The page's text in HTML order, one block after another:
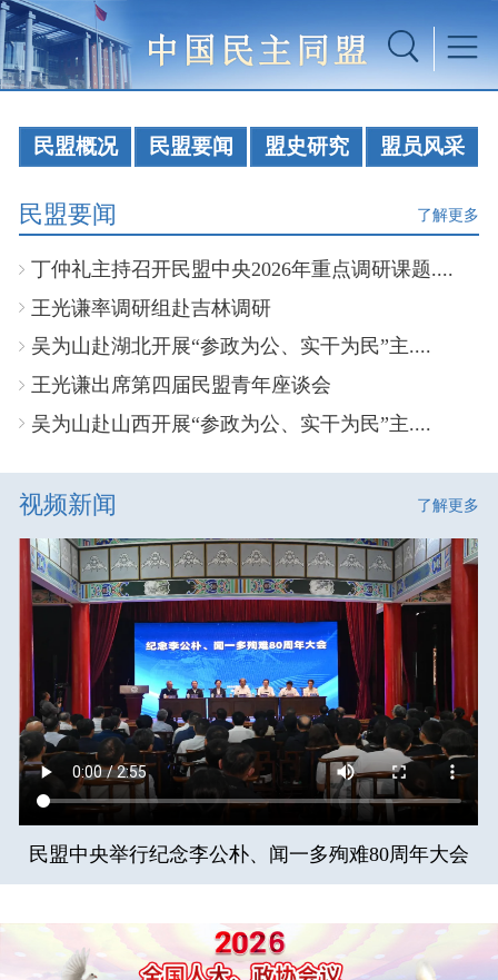
民盟概况 民盟要闻 盟史研究 盟员风采
民盟要闻 了解更多
丁仲礼主持召开民盟中央2026年重点调研课题....
王光谦率调研组赴吉林调研
吴为山赴湖北开展“参政为公、实干为民”主....
王光谦出席第四届民盟青年座谈会
吴为山赴山西开展“参政为公、实干为民”主....
视频新闻 了解更多
民盟中央举行纪念李公朴、闻一多殉难80周年大会